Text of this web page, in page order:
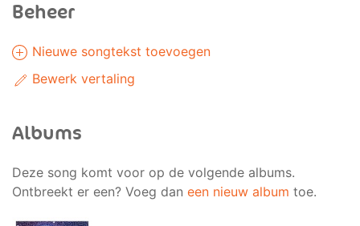
Beheer
Nieuwe songtekst toevoegen
Bewerk vertaling
Albums
Deze song komt voor op de volgende albums.
Ontbreekt er een? Voeg dan een nieuw album toe.